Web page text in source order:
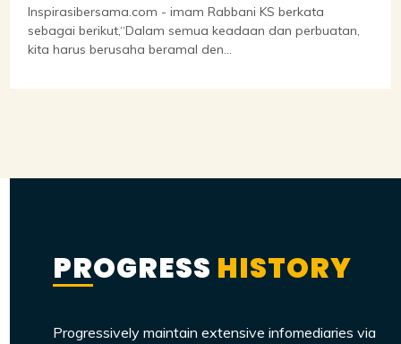
Inspirasibersama.com - imam Rabbani KS berkata
sebagai berikut,“Dalam semua keadaan dan perbuatan,
kita harus berusaha beramal den...
PROGRESS HISTORY
Progressively maintain extensive infomediaries via